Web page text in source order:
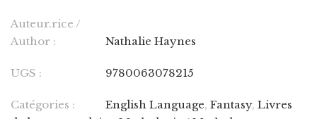
Auteur.rice /
Author :
Nathalie Haynes
UGS : 9780063078215
Catégories : English Language, Fantasy, Livres